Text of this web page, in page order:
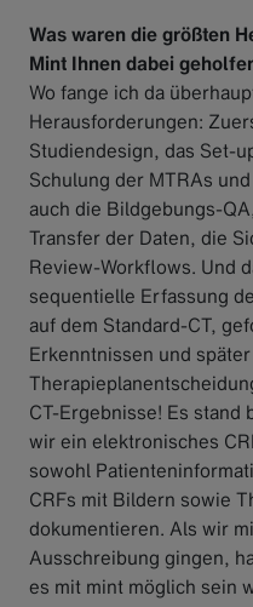
Was waren die größten
Mint Ihnen dabei
Wo fange ich da
Herausforderungen:
Studiendesign, das Set-
Schulung der MTRAs
auch die Bildgebungs-
Transfer der Daten, die
Review-Workflows. Und
sequentielle Erfassung
auf dem Standard-CT,
Erkenntnissen und später
CT-Ergebnisse! Es
wir ein elektronisches
sowohl
CRFs mit Bildern sowie
dokumentieren. Als wir
Ausschreibung gingen,
es mit mint möglich sein